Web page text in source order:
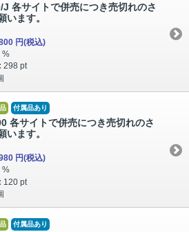
各サイトで併売につき売切れのさ
います。
円(税込)
%
298 pt
付属品あり
各サイトで併売につき売切れのさ
います。
円(税込)
%
120 pt
付属品あり